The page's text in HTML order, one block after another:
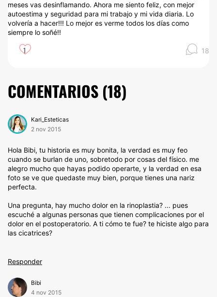
meses vas desinflamando. Ahora me siento feliz, con mejor
autoestima y seguridad para mi trabajo y mi vida diaria. Lo
volvería a hacer!!! Lo mejor es verme todos los días como
siempre lo soñé!!
1 18
COMENTARIOS (18)
Kari_Esteticas
2 nov 2015
Hola Bibi, tu historia es muy bonita, la verdad es muy feo
cuando se burlan de uno, sobretodo por cosas del físico. me
alegro mucho que hayas podido operarte, y la verdad en esa
foto se ve que quedaste muy bien, porque tienes una nariz
perfecta.
Una pregunta, hay mucho dolor en la rinoplastia? ... pues
escuché a algunas personas que tienen complicaciones por el
dolor en el postoperatorio. A ti cómo te fue? te hiciste algo para
las cicatrices?
Responder
Bibi
4 nov 2015